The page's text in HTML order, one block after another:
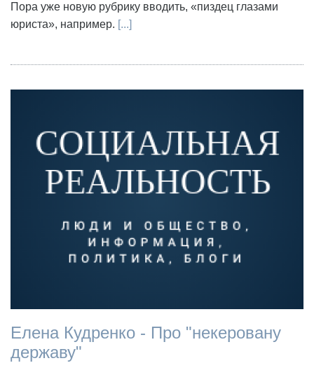
Пора уже новую рубрику вводить, «пиздец глазами
юриста», например. [...]
Елена Кудренко - Про "некеровану
державу"